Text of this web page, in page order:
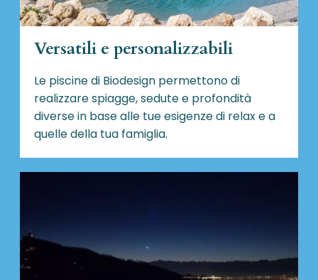
Versatili e personalizzabili
Le piscine di Biodesign permettono di
realizzare spiagge, sedute e profondità
diverse in base alle tue esigenze di relax e a
quelle della tua famiglia.